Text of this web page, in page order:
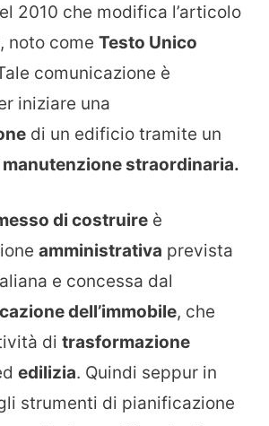
2010 che modifica l’articolo
noto come Testo Unico
comunicazione è
iniziare una
di un edificio tramite un
straordinaria.
di costruire è
amministrativa prevista
e concessa dal
dell’immobile, che
di trasformazione
edilizia. Quindi seppur in
strumenti di pianificazione